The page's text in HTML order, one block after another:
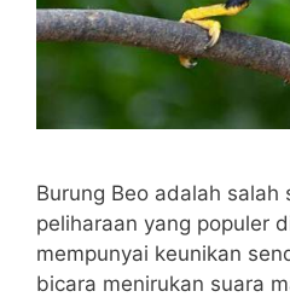
Burung Beo adalah salah
peliharaan yang populer
mempunyai keunikan
bicara menirukan suara